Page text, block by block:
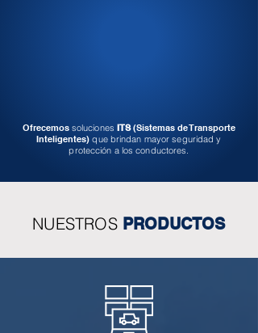
Ofrecemos soluciones ITS(Sistemas de Transporte
Inteligentes)que brindan mayor seguridad y
protección a los conductores.
NUESTROS PRODUCTOS